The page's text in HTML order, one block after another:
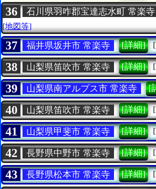
36 石川県羽咋郡宝達志水町 常楽寺
[地図等]
37 福井県坂井市 常楽寺 [詳細]
38 山梨県笛吹市 常楽寺 [詳細]
39 山梨県南アルプス市 常楽寺 [
40 山梨県笛吹市 常楽寺 [詳細]
41 山梨県甲斐市 常楽寺 [詳細]
42 長野県中野市 常楽寺 [詳細]
43 長野県松本市 常楽寺 [詳細]